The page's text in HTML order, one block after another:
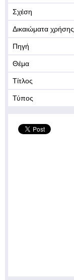
Σχέση
Δικαιώματα χρήσης
Πηγή
Θέμα
Τίτλος
Τύπος